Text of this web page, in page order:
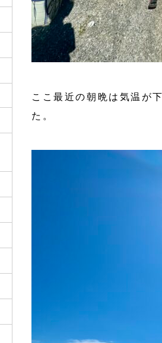
ここ最近の朝晩は気温が
た。